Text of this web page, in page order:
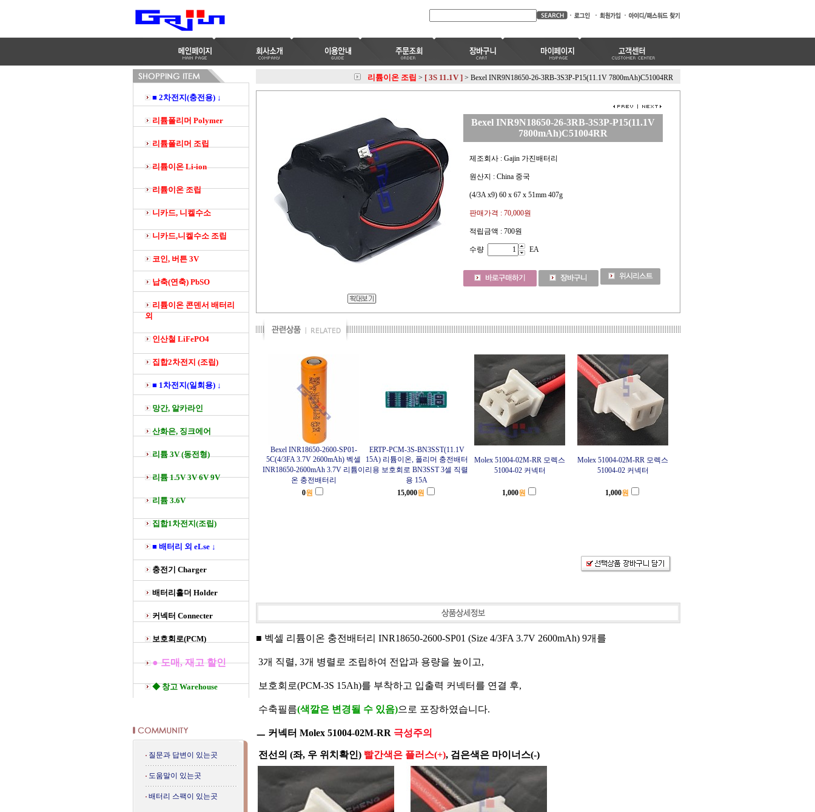
■ 2차전지(충전용) ↓
리튬폴리머 Polymer
리튬폴리머 조립
리튬이온 Li-ion
리튬이온 조립
니카드, 니켈수소
니카드,니켈수소 조립
코인, 버튼 3V
납축(연축) PbSO
리튬이온 콘덴서 배터리
외
인산철 LiFePO4
집합2차전지 (조립)
■ 1차전지(일회용) ↓
망간, 알카라인
산화은, 징크에어
리튬 3V (동전형)
리튬 1.5V 3V 6V 9V
리튬 3.6V
집합1차전지(조립)
■ 배터리 외 eLse ↓
충전기 Charger
배터리홀더 Holder
커넥터 Connecter
보호회로(PCM)
● 도매, 재고 할인
◆ 창고 Warehouse
질문과 답변이 있는곳
도움말이 있는곳
배터리 스팩이 있는곳
리튬이온 조립 > [ 3S 11.1V ] > Bexel INR9N18650-26-3RB-3S3P-P15(11.1V 7800mAh)C51004RR
Bexel INR9N18650-26-3RB-3S3P-P15(11.1V
7800mAh)C51004RR
제조회사 : Gajin 가진배터리
원산지 : China 중국
(4/3A x9) 60 x 67 x 51mm 407g
판매가격 : 70,000원
적립금액 : 700원
수량 EA
Bexel INR18650-2600-SP01-
5C(4/3FA 3.7V 2600mAh) 벡셀
INR18650-2600mAh 3.7V 리튬이
온 충전배터리
ERTP-PCM-3S-BN3SST(11.1V
15A) 리튬이온, 폴리머 충전배터
리용 보호회로 BN3SST 3셀 직렬
용 15A
Molex 51004-02M-RR 모렉스
51004-02 커넥터
Molex 51004-02M-RR 모렉스
51004-02 커넥터
0원 15,000원 1,000원 1,000원
■ 벡셀 리튬이온 충전배터리 INR18650-2600-SP01 (Size 4/3FA 3.7V 2600mAh) 9개를
3개 직렬, 3개 병렬로 조립하여 전압과 용량을 높이고,
보호회로(PCM-3S 15Ah)를 부착하고 입출력 커넥터를 연결 후,
수축필름(색깔은 변경될 수 있음)으로 포장하였습니다.
ㅡ 커넥터 Molex 51004-02M-RR 극성주의
전선의 (좌, 우 위치확인) 빨간색은 플러스(+), 검은색은 마이너스(-)